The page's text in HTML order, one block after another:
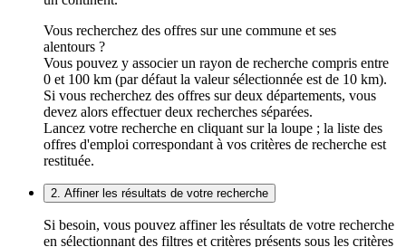
Vous recherchez des offres sur une commune et ses
alentours ?
Vous pouvez y associer un rayon de recherche compris entre
0 et 100 km (par défaut la valeur sélectionnée est de 10 km).
Si vous recherchez des offres sur deux départements, vous
devez alors effectuer deux recherches séparées.
Lancez votre recherche en cliquant sur la loupe ; la liste des
offres d'emploi correspondant à vos critères de recherche est
restituée.
2. Affiner les résultats de votre recherche
Si besoin, vous pouvez affiner les résultats de votre recherche
en sélectionnant des filtres et critères présents sous les critères